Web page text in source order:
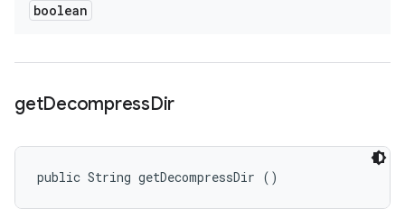
boolean
getDecompressDir
public String getDecompressDir ()